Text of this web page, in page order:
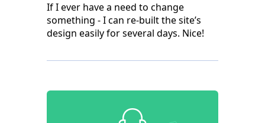
If I ever have a need to change
something - I can re-built the site’s
design easily for several days. Nice!